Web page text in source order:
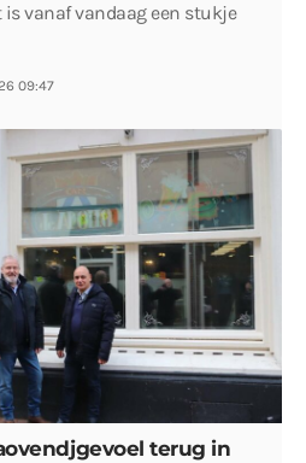
is vanaf vandaag een stukje
09:47
terug in